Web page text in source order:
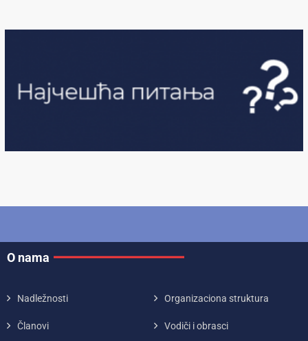
O nama
Nadležnosti Organizaciona struktura
Članovi Vodiči i obrasci